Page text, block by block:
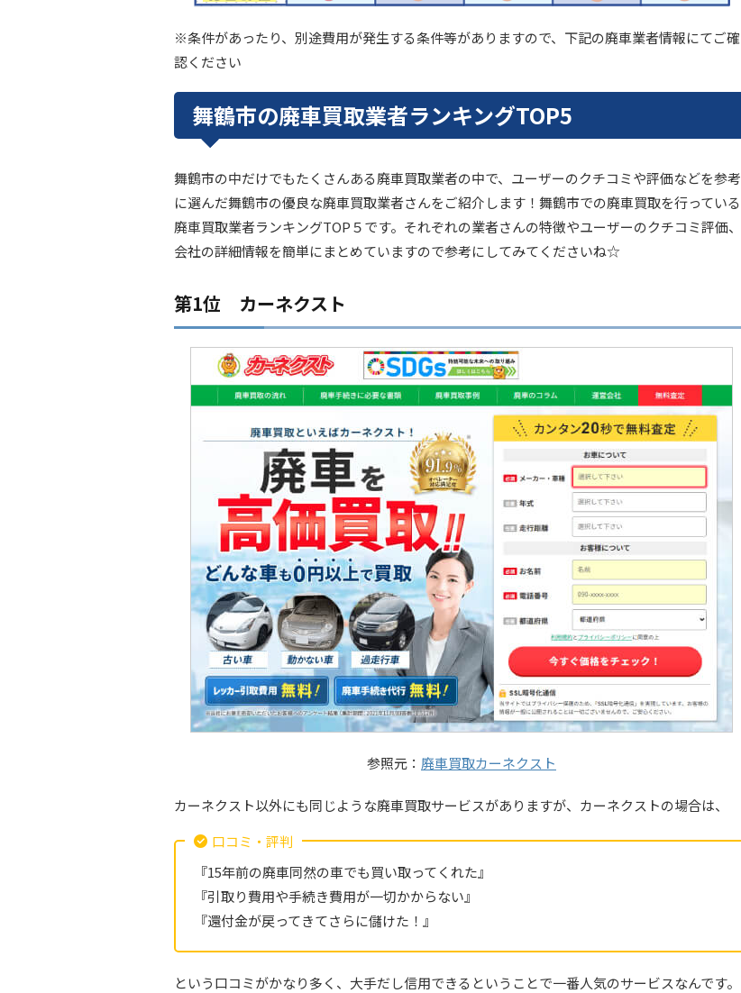
※条件があったり、別途費用が発生する条件等がありますので、下記の廃車業者情報にてご確
認ください
舞鶴市の廃車買取業者ランキングTOP5
舞鶴市の中だけでもたくさんある廃車買取業者の中で、ユーザーのクチコミや評価などを参考
に選んだ舞鶴市の優良な廃車買取業者さんをご紹介します！舞鶴市での廃車買取を行っている
廃車買取業者ランキングTOP５です。それぞれの業者さんの特徴やユーザーのクチコミ評価、
会社の詳細情報を簡単にまとめていますので参考にしてみてくださいね☆
第1位 カーネクスト
参照元： 廃車買取カーネクスト
カーネクスト以外にも同じような廃車買取サービスがありますが、カーネクストの場合は、
口コミ・評判
『15年前の廃車同然の車でも買い取ってくれた』
『引取り費用や手続き費用が一切かからない』
『還付金が戻ってきてさらに儲けた！』
という口コミがかなり多く、大手だし信用できるということで一番人気のサービスなんです。